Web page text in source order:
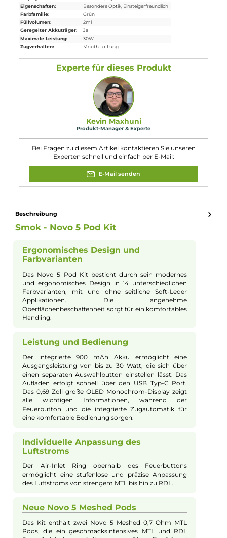
Beschreibung
Smok - Novo 5 Pod Kit
8. Frage: Welche Abmessungen hat das Novo 5 Pod Kit?
Antwort: Das Novo 5 Pod Kit hat eine Länge von 96.0 mm, eine
Breite von 29.0 mm, eine Tiefe von 18.9 mm und ein Gewicht von
71.0 g. Das Füllvolumen beträgt 2.0 ml.
9. Frage: Kann das Novo 5 Pod Kit auch im RDL Modus
Antwort: Ja, die zwei enthaltenen Novo 5 Meshed 0,7 Ohm MTL
Pods ermöglichen ein geschmacksintensives MTL und RDL
Dampferlebnis und die Anpassung des Luftstroms von strengem
10. Frage: Wie erfolgt die Stromversorgung des Novo 5
Pod Kit?
werden kann.
Akkuform:
Interner Akku
Akkukapazität:
Bauform:
Pod-System
Display:
OLED-Display
Eigenschaften:
Besondere Optik, Einsteigerfreundlich
Farbfamilie:
Grün
Füllvolumen:
Geregelter Akkuträger:
Ja
Maximale Leistung:
Experte für dieses Produkt
Kevin Maxhuni
Produkt-Manager & Experte
Bei Fragen zu diesem Artikel kontaktieren Sie unseren
Experten schnell und einfach per E-Mail:
E-Mail senden